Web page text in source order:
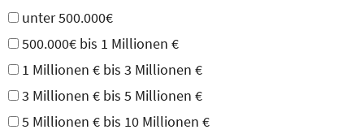
unter 500.000€
500.000€ bis 1 Millionen €
1 Millionen € bis 3 Millionen €
3 Millionen € bis 5 Millionen €
5 Millionen € bis 10 Millionen €